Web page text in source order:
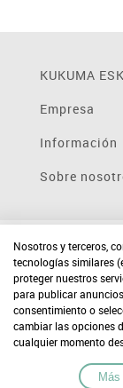
KUKUMA
Empresa
Información
Sobre
Nosotros y terceros,
tecnologías similares
proteger nuestros
para publicar
consentimiento o
cambiar las opciones
cualquier momento
Más